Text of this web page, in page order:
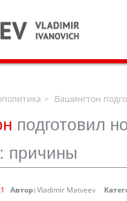
Вашингтон
подготовил
причины
Автор:Vladimir Matveev